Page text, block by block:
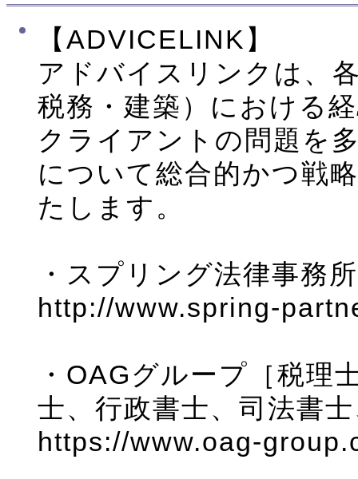
【ADVICELINK】
アドバイスリンクは、
税務・建築）における
クライアントの問題を
について総合的かつ戦
たします。
・スプリング法律事務
http://www.spring-
・OAGグループ［税理
士、行政書士、司法書
https://www.oag-